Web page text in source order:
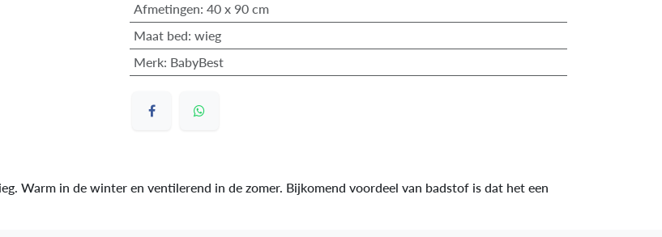
Afmetingen: 40 x 90 cm
Maat bed: wieg
Merk: BabyBest
Warm in de winter en ventilerend in de zomer. Bijkomend voordeel van badstof is dat het een